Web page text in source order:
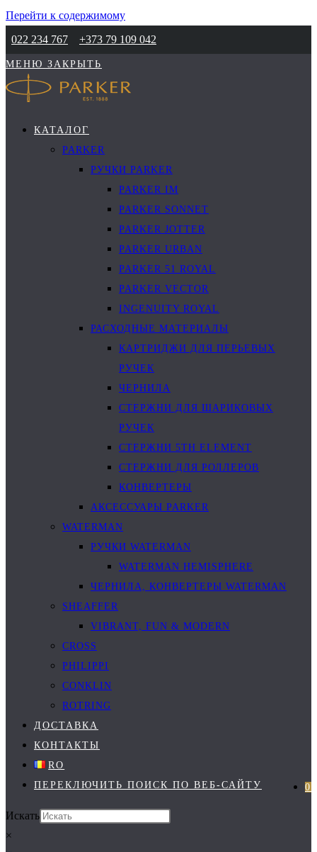
Перейти к содержимому
022 234 767
+373 79 109 042
МЕНЮ ЗАКРЫТЬ
КАТАЛОГ
PARKER
РУЧКИ PARKER
PARKER IM
PARKER SONNET
PARKER JOTTER
PARKER URBAN
PARKER 51 ROYAL
PARKER VECTOR
INGENUITY ROYAL
РАСХОДНЫЕ МАТЕРИАЛЫ
КАРТРИДЖИ ДЛЯ ПЕРЬЕВЫХ
РУЧЕК
ЧЕРНИЛА
СТЕРЖНИ ДЛЯ ШАРИКОВЫХ
РУЧЕК
СТЕРЖНИ 5TH ELEMENT
СТЕРЖНИ ДЛЯ РОЛЛЕРОВ
КОНВЕРТЕРЫ
АКСЕССУАРЫ PARKER
WATERMAN
РУЧКИ WATERMAN
WATERMAN HEMISPHERE
ЧЕРНИЛА, КОНВЕРТЕРЫ WATERMAN
SHEAFFER
VIBRANT, FUN & MODERN
CROSS
PHILIPPI
CONKLIN
ROTRING
ДОСТАВКА
КОНТАКТЫ
RO
0
ПЕРЕКЛЮЧИТЬ ПОИСК ПО ВЕБ-САЙТУ
Искать
×